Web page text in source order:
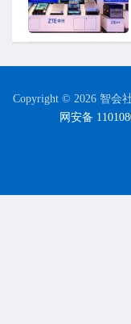
Copyright © 2026 智会
网安备